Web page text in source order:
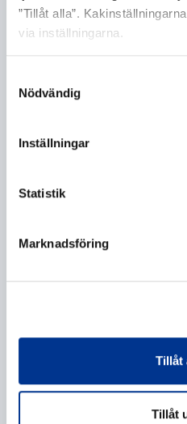
”Tillåt alla”.
via inställningarna.
Nödvändig
Inställningar
Statistik
Marknadsföring
Tillåt
Tillåt
Jag ger mitt samtycke till